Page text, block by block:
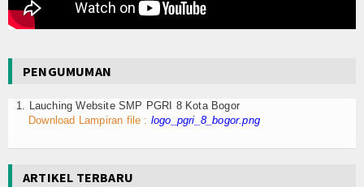
Konsultasi
PENGUMUMAN
1. Lauching Website SMP PGRI 8 Kota Bogor
Download Lampiran file : logo_pgri_8_bogor.png
ARTIKEL TERBARU